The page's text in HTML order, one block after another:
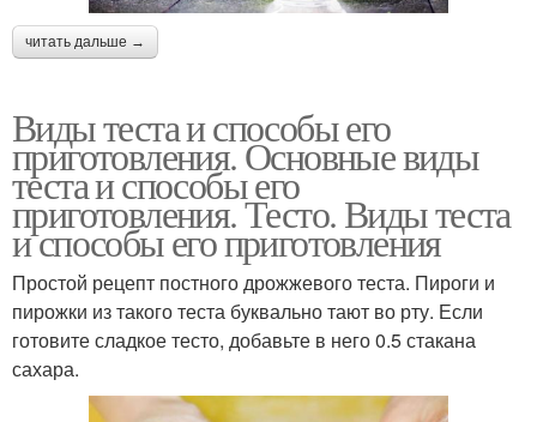
читать дальше →
Виды теста и способы его
приготовления. Основные виды
теста и способы его
приготовления. Тесто. Виды теста
и способы его приготовления
Простой рецепт постного дрожжевого теста. Пироги и
пирожки из такого теста буквально тают во рту. Если
готовите сладкое тесто, добавьте в него 0.5 стакана
сахара.